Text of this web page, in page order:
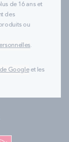
de 16 ans et
des
ou
.
Googleet les